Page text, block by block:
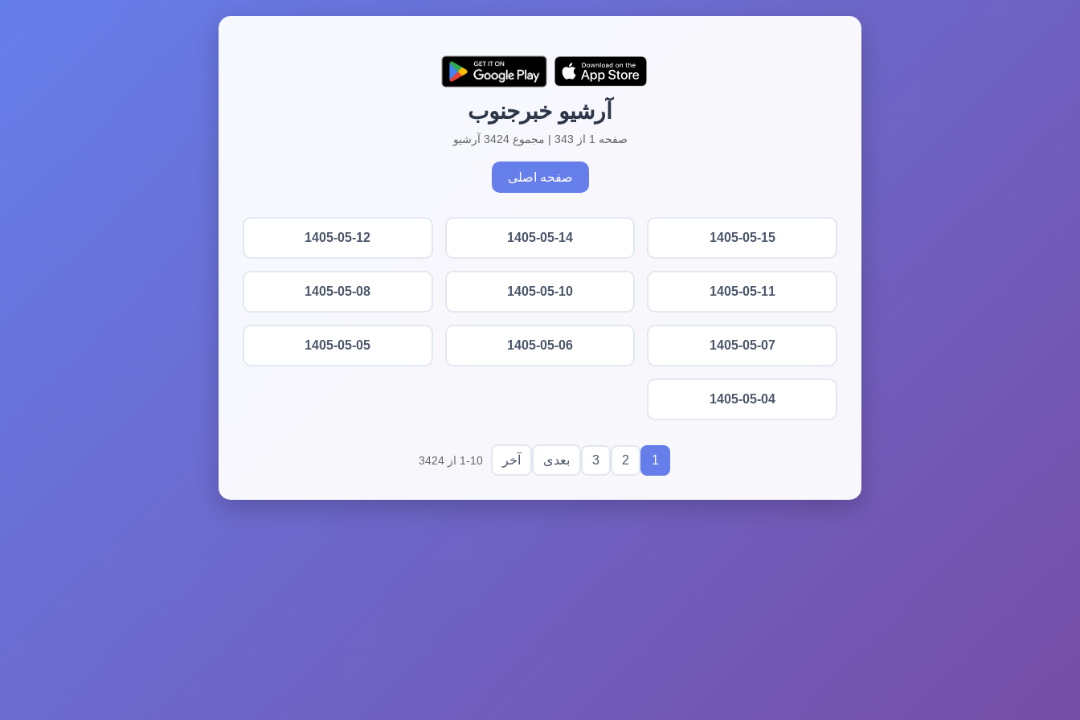
آرشیو خبرجنوب
صفحه 1 از 343 | مجموع 3424 آرشیو
صفحه اصلی
1405-05-15
1405-05-14
1405-05-12
1405-05-11
1405-05-10
1405-05-08
1405-05-07
1405-05-06
1405-05-05
1405-05-04
1
2
3 بعدی آخر 1-10 از 3424